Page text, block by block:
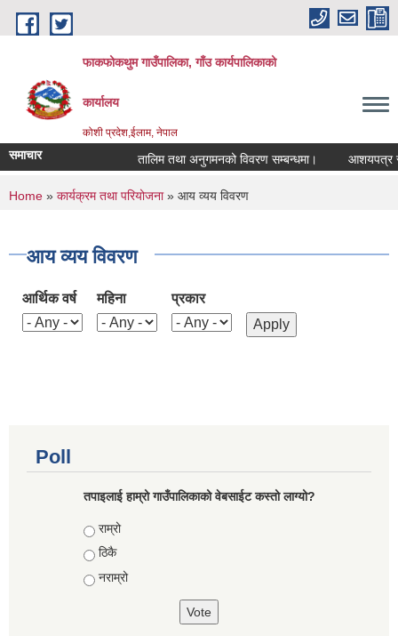
Skip to main content
फाकफोकथुम गाउँपालिका, गाँउ कार्यपालिकाको
कार्यालय
कोशी प्रदेश,ईलाम, नेपाल
समाचार तालिम तथा अनुगमनको विवरण सम्बन्धमा। आशयपत्र
You are here
Home » कार्यक्रम तथा परियोजना» आय व्यय विवरण
आय व्यय विवरण
आर्थिक वर्ष महिना प्रकार
Poll
तपाइलाई हाम्रो गाउँपालिकाको वेबसाईट कस्तो लाग्यो?
Choices
राम्रो
ठिकै
नराम्रो